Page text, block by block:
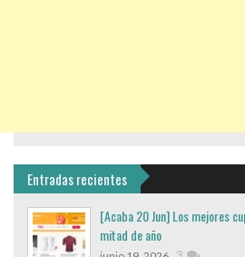
Entradas recientes
[Acaba 20 Jun] Los mejores
mitad de año